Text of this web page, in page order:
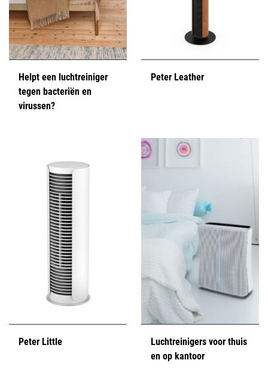
Helpt een luchtreiniger
tegen bacteriën en
virussen?
Peter Leather
Peter Little
Luchtreinigers voor thuis
en op kantoor